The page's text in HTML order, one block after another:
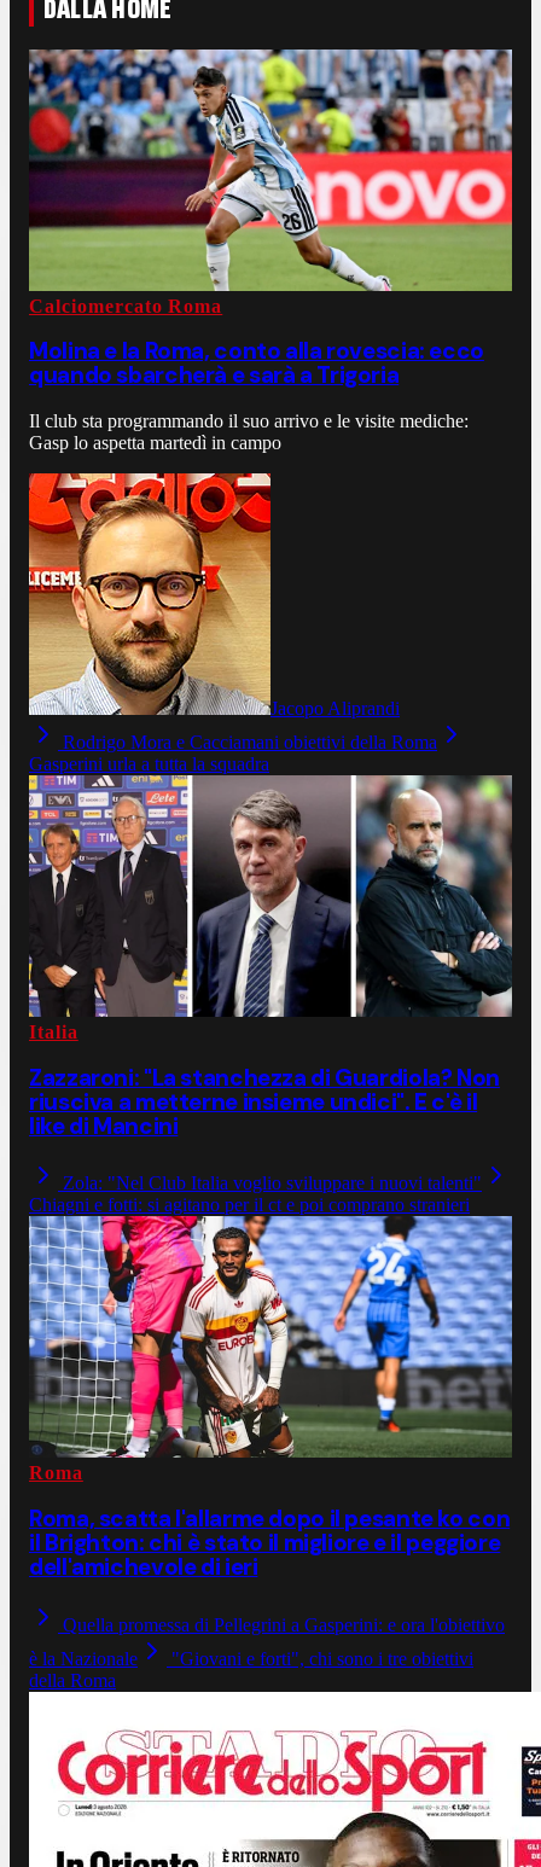
DALLA HOME
Calciomercato Roma
Molina e la Roma, conto alla rovescia: ecco
quando sbarcherà e sarà a Trigoria
Il club sta programmando il suo arrivo e le visite mediche:
Gasp lo aspetta martedì in campo
Jacopo Aliprandi
Rodrigo Mora e Cacciamani obiettivi della Roma
Gasperini urla a tutta la squadra
Italia
Zazzaroni: "La stanchezza di Guardiola? Non
riusciva a metterne insieme undici". E c'è il
like di Mancini
Zola: "Nel Club Italia voglio sviluppare i nuovi talenti"
Chiagni e fotti: si agitano per il ct e poi comprano stranieri
Roma
Roma, scatta l'allarme dopo il pesante ko con
il Brighton: chi è stato il migliore e il peggiore
dell'amichevole di ieri
Quella promessa di Pellegrini a Gasperini: e ora l'obiettivo
è la Nazionale
"Giovani e forti", chi sono i tre obiettivi
della Roma